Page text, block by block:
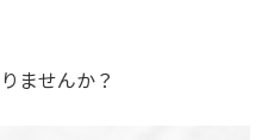
ませんか？